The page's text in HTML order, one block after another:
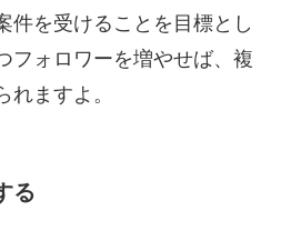
件を受けることを目標とし
フォロワーを増やせば、複
れますよ。
る